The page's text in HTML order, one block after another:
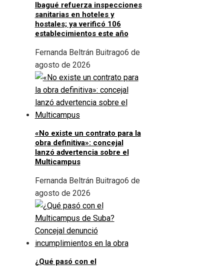
Ibagué refuerza inspecciones
sanitarias en hoteles y
hostales; ya verificó 106
establecimientos este año
Fernanda Beltrán Buitrago6 de
agosto de 2026
«No existe un contrato para la
obra definitiva»: concejal
lanzó advertencia sobre el
Multicampus
Fernanda Beltrán Buitrago6 de
agosto de 2026
¿Qué pasó con el